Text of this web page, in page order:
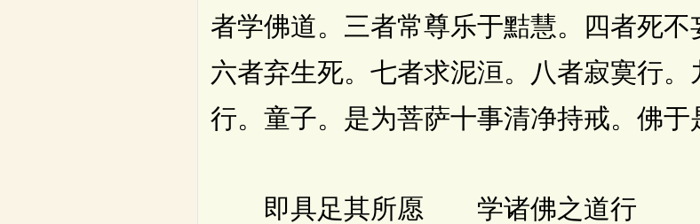
者学佛道。三者常尊乐于黠慧。四者死不
六者弃生死。七者求泥洹。八者寂寞行
行。童子。是为菩萨十事清净持戒。佛于
即具足其所愿 学诸佛之道行